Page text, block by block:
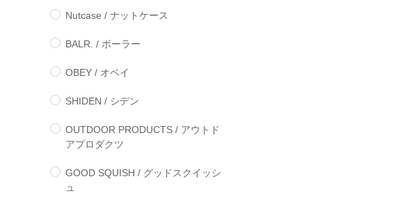
Nutcase / ナットケース
BALR. / ボーラー
OBEY / オベイ
SHIDEN / シデン
OUTDOOR PRODUCTS / アウトド
アプロダクツ
GOOD SQUISH / グッドスクイッシ
ュ